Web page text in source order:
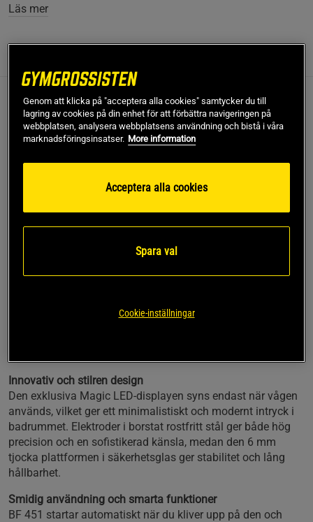
Läs mer
Med avancerad teknik och modern design får du en tydlig
och pålitlig översikt över kroppens viktigaste värden.
Mäter 17 olika hälsoindikatorer
Elegant Magic LED-display som bara syns under
Stabil plattform i 6 mm säkerhetsglas
Beurer BF 451 är mer än en vanlig badrumsvåg – den är
hjälper den dig att förstå och följa din hälsa över tid.
Innovativ och stilren design
Den exklusiva Magic LED-displayen syns endast när vågen
används, vilket ger ett minimalistiskt och modernt intryck i
badrummet. Elektroder i borstat rostfritt stål ger både hög
precision och en sofistikerad känsla, medan den 6 mm
tjocka plattformen i säkerhetsglas ger stabilitet och lång
hållbarhet.
Smidig användning och smarta funktioner
BF 451 startar automatiskt när du kliver upp på den och
Genom att klicka på "acceptera alla cookies" samtycker du till
lagring av cookies på din enhet för att förbättra navigeringen på
webbplatsen, analysera webbplatsens användning och bistå i våra
marknadsföringsinsatser. More information
Acceptera alla cookies
Spara val
Cookie-inställningar